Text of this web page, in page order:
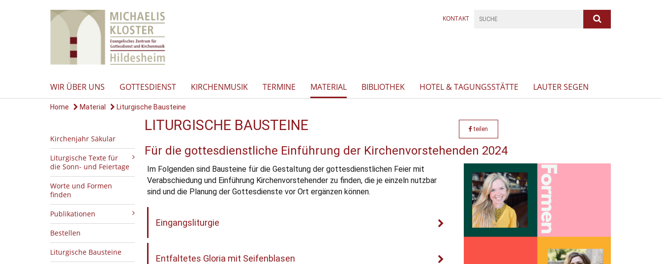
KONTAKT
WIR ÜBER UNS GOTTESDIENST KIRCHENMUSIK TERMINE MATERIAL BIBLIOTHEK HOTEL & TAGUNGSSTÄTTE LAUTER SEGEN
Home Material Liturgische Bausteine
Kirchenjahr Säkular
Liturgische Texte für
die Sonn- und Feiertage
Worte und Formen
finden
Publikationen
Bestellen
Liturgische Bausteine
LITURGISCHE BAUSTEINE teilen
Für die gottesdienstliche Einführung der Kirchenvorstehenden 2024
Im Folgenden sind Bausteine für die Gestaltung der gottesdienstlichen Feier mit
Verabschiedung und Einführung Kirchenvorstehender zu finden, die je einzeln nutzbar
sind und die Planung der Gottesdienste vor Ort ergänzen können.
Eingangsliturgie
Entfaltetes Gloria mit Seifenblasen